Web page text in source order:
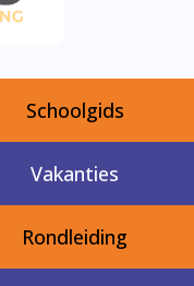
Schoolgids
Vakanties
Rondleiding